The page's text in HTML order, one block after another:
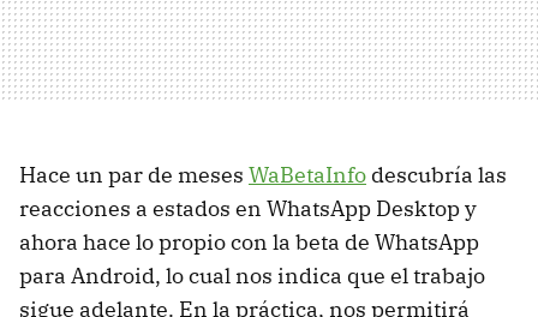
Hace un par de meses WaBetaInfo descubría las
reacciones a estados en WhatsApp Desktop y
ahora hace lo propio con la beta de WhatsApp
para Android, lo cual nos indica que el trabajo
sigue adelante. En la práctica, nos permitirá